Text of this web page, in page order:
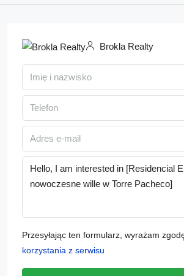
Brokla Realty
Przesyłając ten formularz, wyrażam
korzystania z serwisu